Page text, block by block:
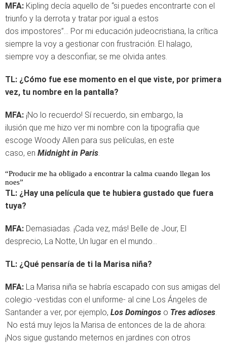
MFA: Kipling decía aquello de “si puedes encontrarte con el
triunfo y la derrota y tratar por igual a estos
dos impostores”… Por mi educación judeocristiana, la crítica
siempre la voy a gestionar con frustración. El halago,
siempre voy a desconfiar, se me olvida antes.
TL: ¿Cómo fue ese momento en el que viste, por primera
vez, tu nombre en la pantalla?
MFA: ¡No lo recuerdo! Sí recuerdo, sin embargo, la
ilusión que me hizo ver mi nombre con la tipografía que
escoge Woody Allen para sus películas, en este
caso, en Midnight in Paris.
“Producir me ha obligado a encontrar la calma cuando llegan los
noes”
TL: ¿Hay una película que te hubiera gustado que fuera
tuya?
MFA: Demasiadas. ¡Cada vez, más! Belle de Jour, El
desprecio, La Notte, Un lugar en el mundo…
TL: ¿Qué pensaría de ti la Marisa niña?
MFA: La Marisa niña se habría escapado con sus amigas del
colegio -vestidas con el uniforme- al cine Los Ángeles de
Santander a ver, por ejemplo, Los Domingos o Tres adioses.
No está muy lejos la Marisa de entonces de la de ahora:
¡Nos sigue gustando meternos en jardines con otros